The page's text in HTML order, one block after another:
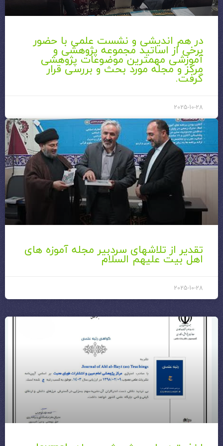
در هم اندیشی و نشست علمی با حضور
برخی از اساتید مجموعه پژوهشی و
آموزشی مهمترین موضوعات پژوهشی
مرکز و مجله مورد بحث و بررسی قرار
گرفت.
2025-10-28
تقدیر از تلاشهای سردبیر مجله آموزه های
اهل بیت علیهم السلام
2025-10-28